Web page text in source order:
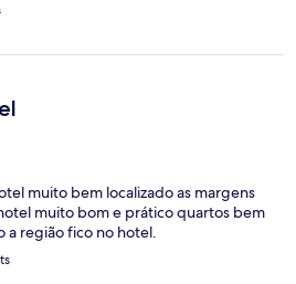
muito bem localizado as margens
muito bom e prático quartos bem
a região fico no hotel.